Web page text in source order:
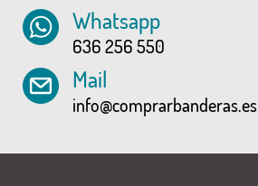
Whatsapp
636 256 550
Mail
info@comprarbanderas.es